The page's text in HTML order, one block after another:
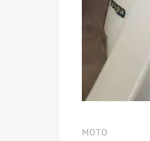
MOTO